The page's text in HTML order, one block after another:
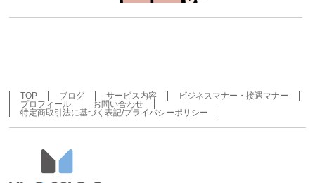
TOP ブログ サービス内容
ビジネスマナー・接遇マナー
プロフィール
お問い合わせ
特定商取引法に基づく表記/プライバシーポリシー